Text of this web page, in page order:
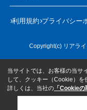
利用規約 プライバシー
Copyright(c) リアラ
当サイトでは、お客様の当サ
して、クッキー（Cookie）を
詳しくは、当社の 「Cookieの